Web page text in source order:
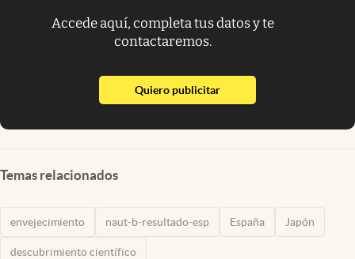
Accede aquí, completa tus datos y te
contactaremos.
Quiero publicitarabre en nueva pestaña
Temas relacionados
envejecimiento naut-b-resultado-esp España Japón
descubrimiento científico